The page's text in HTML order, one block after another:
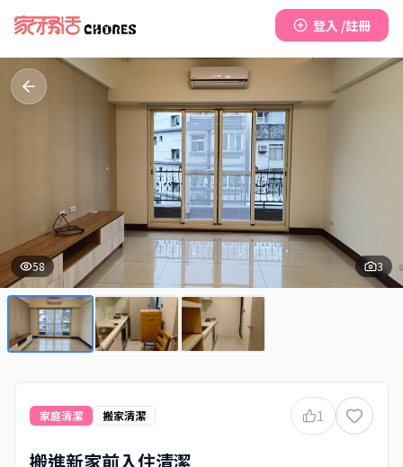
登入 /註冊
58 3
家庭清潔 搬家清潔 1
搬進新家前入住清潔